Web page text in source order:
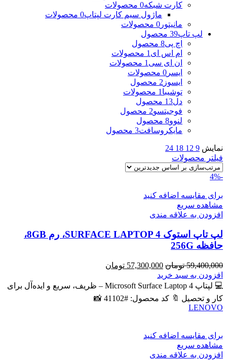
کارت شبکه0 محصولات
ماژول سیم کارت لپتاپ0 محصولات
مانیتور 0 محصولات
لپ تاپ39 محصول
اچ پی8 محصول
ام اس ای 1 محصولات
ان ای سی 1 محصولات
ایسر 0 محصولات
ایسوز 2 محصول
توشیبا 1 محصولات
دل13 محصول
فوجیتسو2 محصول
لنوو8 محصول
مایکروسافت3 محصول
نمایش 9
12
18
24
فیلتر محصولات
-4%
برای مقایسه اضافه کنید
مشاهده سریع
افزودن به علاقه مندی
لپ تاپ استوک SURFACE LAPTOP 4، رم 8GB،
حافظه 256G
59,400,000 تومان قیمت
اصلی
59,400,000 تومان
57,300,000 تومان
57,300,000 تومان
است.
افزودن به سبد خرید
💻 لپتاپ Microsoft Surface Laptop 4 – ظریف، سریع و ایده‌آل برای
کار و تحصیل 🔖 کد محصول: #41102 📸
LENOVO
برای مقایسه اضافه کنید
مشاهده سریع
افزودن به علاقه مندی